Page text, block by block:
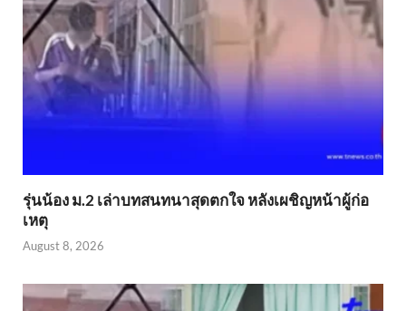
รุ่นน้อง ม.2 เล่าบทสนทนาสุดตกใจ หลังเผชิญหน้าผู้ก่อ
เหตุ
August 8, 2026